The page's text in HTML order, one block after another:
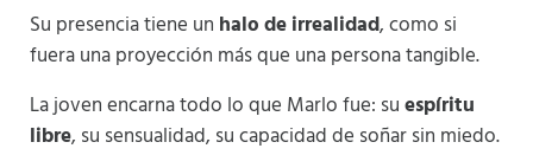
Su presencia tiene un halo de irrealidad, como si
fuera una proyección más que una persona tangible.
La joven encarna todo lo que Marlo fue: suespíritu
libre, su sensualidad, su capacidad de soñar sin miedo.